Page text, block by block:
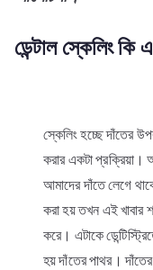
ডেন্টাল স্কেলিং কি
স্কেলিং হচ্ছে দাঁতের
করার একটা প্রক্রিয়া।
আমাদের দাঁতে লেগে
করা হয় তখন এই খাবার
করে। এটাকে
হয় দাঁতের পাথর।